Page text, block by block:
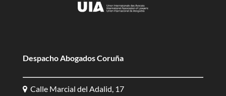
Despacho Abogados Coruña
Calle Marcial del Adalid, 17